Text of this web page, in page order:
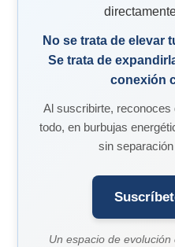
No se trata de elevar
Se trata de
conexión
Al suscribirte,
todo, en burbujas
sin
Un espacio de evolución